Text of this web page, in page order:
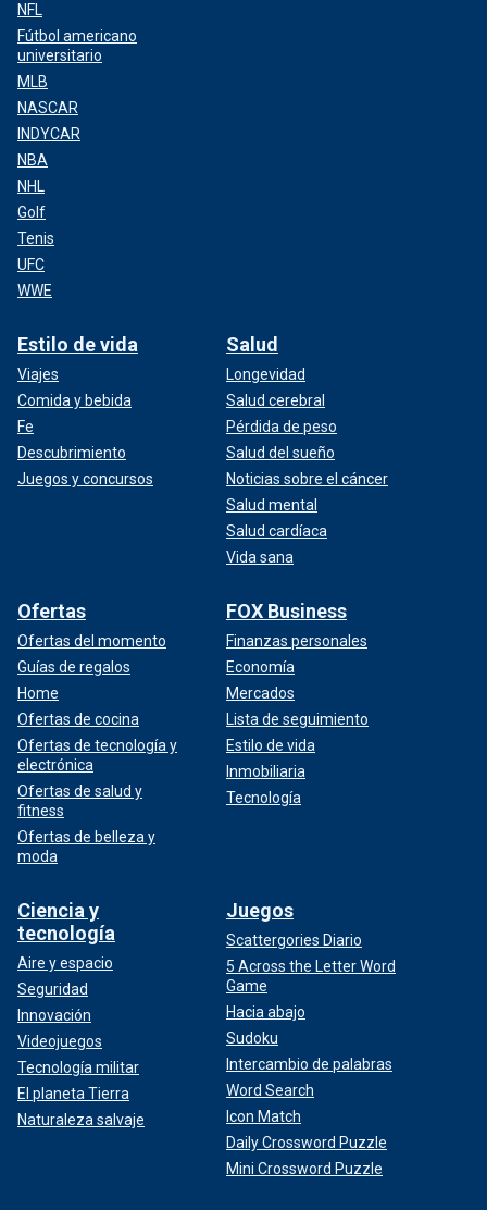
NFL
Fútbol americano
universitario
MLB
NASCAR
INDYCAR
NBA
NHL
Golf
Tenis
UFC
WWE
Estilo de vida
Viajes
Comida y bebida
Fe
Descubrimiento
Juegos y concursos
Salud
Longevidad
Salud cerebral
Pérdida de peso
Salud del sueño
Noticias sobre el cáncer
Salud mental
Salud cardíaca
Vida sana
Ofertas
Ofertas del momento
Guías de regalos
Home
Ofertas de cocina
Ofertas de tecnología y
electrónica
Ofertas de salud y
fitness
Ofertas de belleza y
moda
FOX Business
Finanzas personales
Economía
Mercados
Lista de seguimiento
Estilo de vida
Inmobiliaria
Tecnología
Ciencia y
tecnología
Aire y espacio
Seguridad
Innovación
Videojuegos
Tecnología militar
El planeta Tierra
Naturaleza salvaje
Juegos
Scattergories Diario
5 Across the Letter Word
Game
Hacia abajo
Sudoku
Intercambio de palabras
Word Search
Icon Match
Daily Crossword Puzzle
Mini Crossword Puzzle